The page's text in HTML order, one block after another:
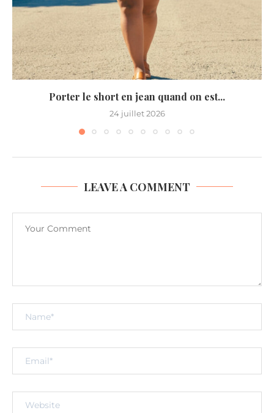
Porter le short en jean quand on est...
24 juillet 2026
LEAVE A COMMENT